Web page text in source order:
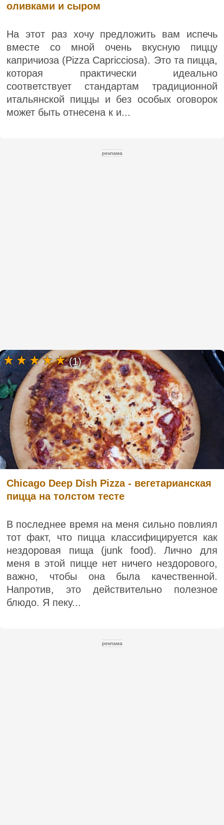
оливками и сыром
На этот раз хочу предложить вам испечь
вместе со мной очень вкусную пиццу
капричиоза (Pizza Capricciosa). Это та пицца,
которая практически идеально
соответствует стандартам традиционной
итальянской пиццы и без особых оговорок
может быть отнесена к и...
реклама
Chicago Deep Dish Pizza - вегетарианская
пицца на толстом тесте
В последнее время на меня сильно повлиял
тот факт, что пицца классифицируется как
нездоровая пища (junk food). Лично для
меня в этой пицце нет ничего нездорового,
важно, чтобы она была качественной.
Напротив, это действительно полезное
блюдо. Я пеку...
(1)
реклама